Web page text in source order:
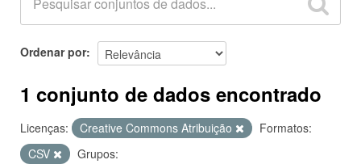
Ordenar por
1 conjunto de dados encontrado
Licenças: Creative Commons Atribuição
Formatos:
CSV
Grupos: